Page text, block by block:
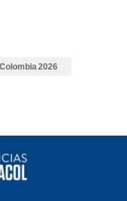
2026